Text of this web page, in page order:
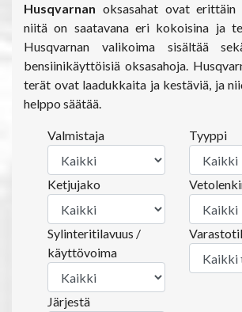
Husqvarnan oksasahat ovat erittäin
niitä on saatavana eri kokoisina ja
Husqvarnan valikoima sisältää
bensiinikäyttöisiä oksasahoja.
terät ovat laadukkaita ja kestäviä, ja
helppo säätää.
Valmistaja Tyyppi
Ketjujako
Sylinteritilavuus /
käyttövoima
Järjestä